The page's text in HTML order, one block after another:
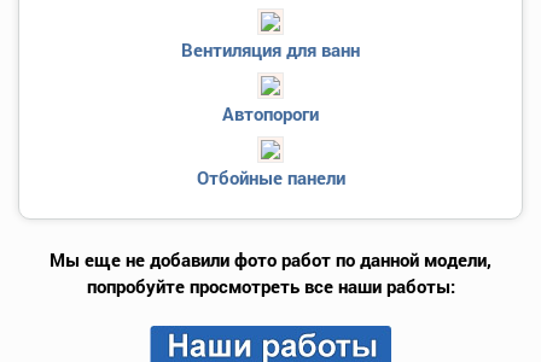
Вентиляция для ванн
Автопороги
Отбойные панели
Мы еще не добавили фото работ по данной модели,
попробуйте просмотреть все наши работы: